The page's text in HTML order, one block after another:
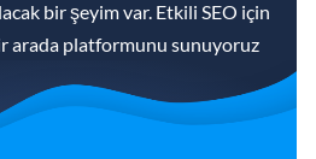
bir şeyim var. Etkili SEO için
arada platformunu sunuyoruz